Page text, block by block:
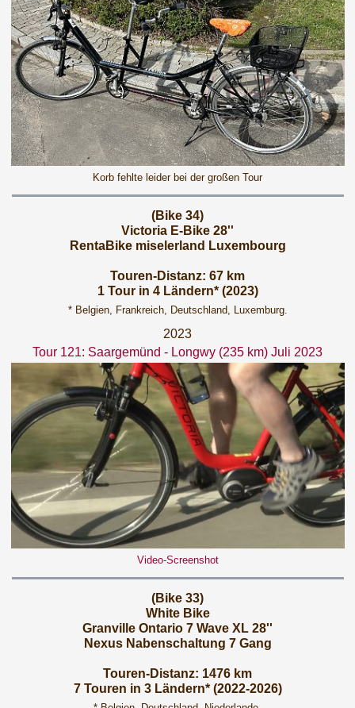
Korb fehlte leider bei der großen Tour
(Bike 34)
Victoria E-Bike 28''
RentaBike miselerland Luxembourg
Touren-Distanz: 67 km
1 Tour in 4 Ländern* (2023)
* Belgien, Frankreich, Deutschland, Luxemburg.
2023
Tour 121: Saargemünd - Longwy (235 km) Juli 2023
Video-Screenshot
(Bike 33)
White Bike
Granville Ontario 7 Wave XL 28''
Nexus Nabenschaltung 7 Gang
Touren-Distanz: 1476 km
7 Touren in 3 Ländern* (2022-2026)